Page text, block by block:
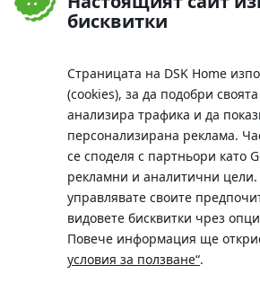
бисквитки
Страницата на DSK Home
(cookies), за да подобри
анализира трафика и да
персонализирана реклама.
се споделя с партньори като
рекламни и аналитични
управлявате своите
видовете бисквитки чрез
Повече информация ще
условия за ползване“.
До началото на страницата
Телефон:
0700 10 375 / *2375
Московска No.19 / ул. Г. Бенковски No. 5,
SWIFT/BIC: